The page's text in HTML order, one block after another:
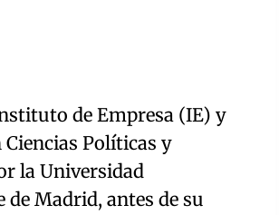
de Empresa (IE) y
Ciencias Políticas y
la Universidad
de Madrid, antes de su